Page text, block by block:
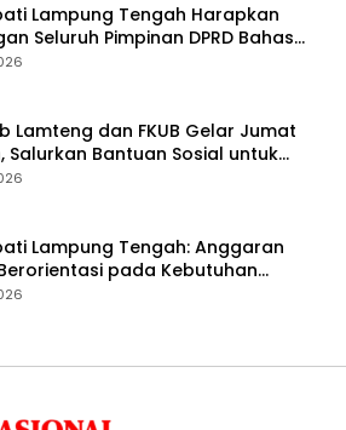
Lampung Tengah Harapkan
Seluruh Pimpinan DPRD Bahas
APBD Tahun 2027
Lamteng dan FKUB Gelar Jumat
Salurkan Bantuan Sosial untuk
Lampung Tengah: Anggaran
pada Kebutuhan